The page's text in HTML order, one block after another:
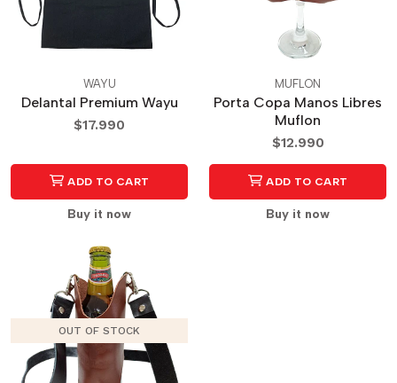
WAYU
Delantal Premium Wayu
$17.990
ADD TO CART
Buy it now
MUFLON
Porta Copa Manos Libres
Muflon
$12.990
ADD TO CART
Buy it now
OUT OF STOCK